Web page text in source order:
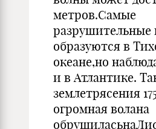
метров.Самые
разрушительные
образуются в
океане,но
и в Атлантике.
землетрясения
огромная волана